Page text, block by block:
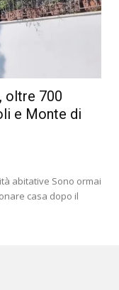
oltre 700
e Monte di
abitative Sono ormai
casa dopo il